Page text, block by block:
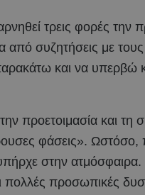
τρεις φορές την
από συζητήσεις με
και να υπερβώ
προετοιμασία και τη
φάσεις». Ωστόσο,
στην
πολλές προσωπικές